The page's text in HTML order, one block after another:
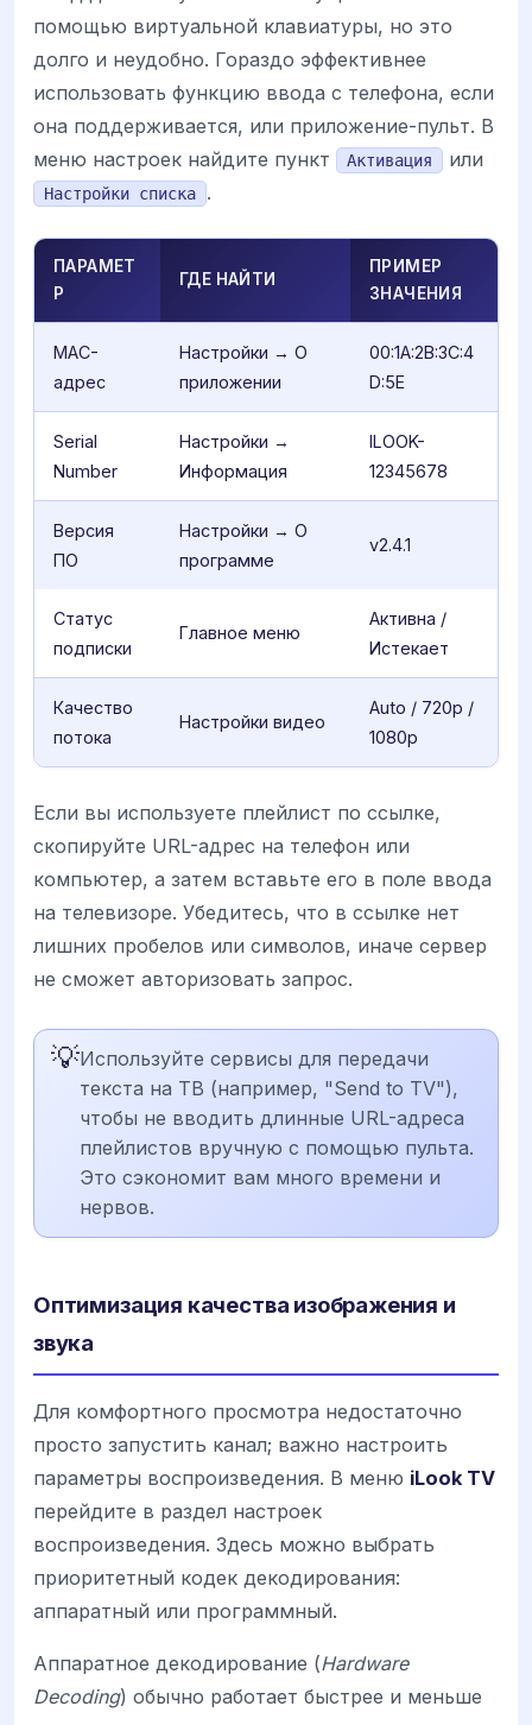
помощью виртуальной клавиатуры, но это
долго и неудобно. Гораздо эффективнее
использовать функцию ввода с телефона, если
она поддерживается, или приложение-пульт. В
меню настроек найдите пункт
Активация или
Настройки списка .
ПАРАМЕТ
Р
ГДЕ НАЙТИ
ПРИМЕР
ЗНАЧЕНИЯ
MAC-
адрес
Настройки → О
приложении
00:1A:2B:3C:4
D:5E
Serial
Number
Настройки →
Информация
ILOOK-
12345678
Версия
ПО
Настройки → О
программе
v2.4.1
Статус
подписки
Главное меню
Активна /
Истекает
Качество
потока
Настройки видео
Auto / 720p /
1080p
Если вы используете плейлист по ссылке,
скопируйте URL-адрес на телефон или
компьютер, а затем вставьте его в поле ввода
на телевизоре. Убедитесь, что в ссылке нет
лишних пробелов или символов, иначе сервер
не сможет авторизовать запрос.
💡Используйте сервисы для передачи
текста на ТВ (например, "Send to TV"),
чтобы не вводить длинные URL-адреса
плейлистов вручную с помощью пульта.
Это сэкономит вам много времени и
нервов.
Оптимизация качества изображения и
звука
Для комфортного просмотра недостаточно
просто запустить канал; важно настроить
параметры воспроизведения. В меню iLook TV
перейдите в раздел настроек
воспроизведения. Здесь можно выбрать
приоритетный кодек декодирования:
аппаратный или программный.
Аппаратное декодирование (Hardware
Decoding) обычно работает быстрее и меньше